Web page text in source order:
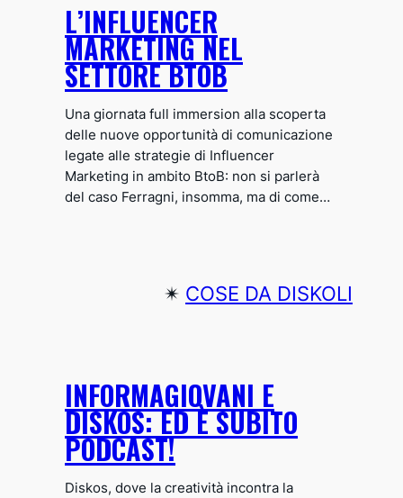
L’INFLUENCER
MARKETING NEL
SETTORE BTOB
Una giornata full immersion alla scoperta
delle nuove opportunità di comunicazione
legate alle strategie di Influencer
Marketing in ambito BtoB: non si parlerà
del caso Ferragni, insomma, ma di come…
✴︎ COSE DA DISKOLI
INFORMAGIOVANI E
DISKOS: ED È SUBITO
PODCAST!
Diskos, dove la creatività incontra la